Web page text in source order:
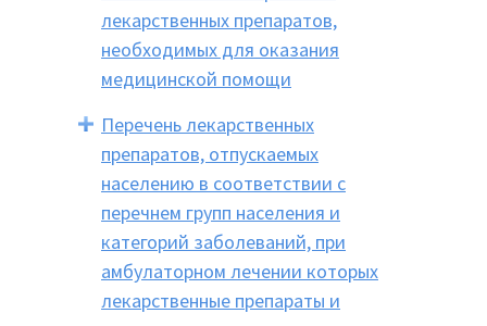
лекарственных препаратов,
необходимых для оказания
медицинской помощи
Перечень лекарственных
препаратов, отпускаемых
населению в соответствии с
перечнем групп населения и
категорий заболеваний, при
амбулаторном лечении которых
лекарственные препараты и